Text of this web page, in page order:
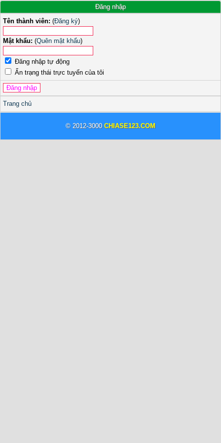
Đăng nhập
Tên thành viên: (Đăng ký)
Mật khẩu: (Quên mật khẩu)
Đăng nhập tự động
Ẩn trạng thái trực tuyến của tôi
Trang chủ
© 2012-3000 CHIASE123.COM